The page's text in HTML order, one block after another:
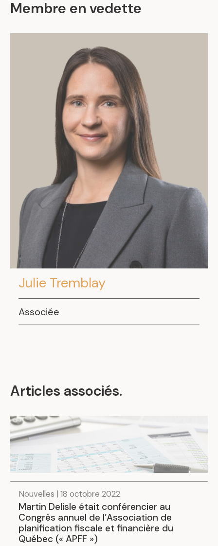
Membre en vedette
Julie Tremblay
Associée
Articles associés.
Nouvelles | 18 octobre 2022
Martin Delisle était conférencier au
Congrès annuel de l’Association de
planification fiscale et financière du
Québec (« APFF »)